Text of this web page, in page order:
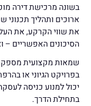
בשונה מרכישת דירה
ארוכים ותהליך תכנוני
את שווי הקרקע, את
הסיכונים האפשריים –
שמאות מקצועית
בפרויקט הגיוני או
יכול למנוע כניסה
בתחילת הדרך.